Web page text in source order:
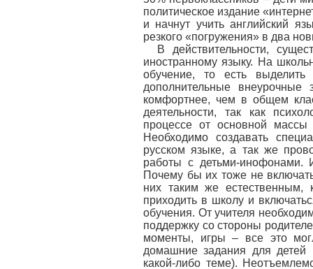
политическое издание
и начнут учить английский
резкого «погружения» в два
В действительности,
иностранному языку. На
обучение, то есть
дополнительные внеурочные
комфортнее, чем в общем
деятельности, так как
процессе от основной массы
Необходимо создавать
русском языке, а так же
работы с детьми-инофонами.
Почему бы их тоже не
них таким же естественным,
приходить в школу и
обучения. От учителя
поддержку со стороны
моменты, игры – все это
домашние задания для детей
какой-либо теме).